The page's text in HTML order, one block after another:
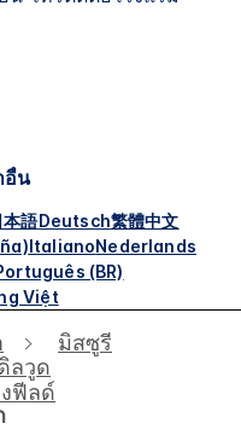
อื่น
本語Deutsch繁體中文
ItalianoNederlands
(BR)
Việt
มิสซูรี
ลวูด
ฟีลด์